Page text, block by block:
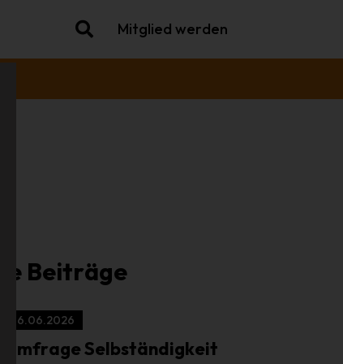
Mitglied werden
Beiträge
16.06.2026
Umfrage Selbständigkeit